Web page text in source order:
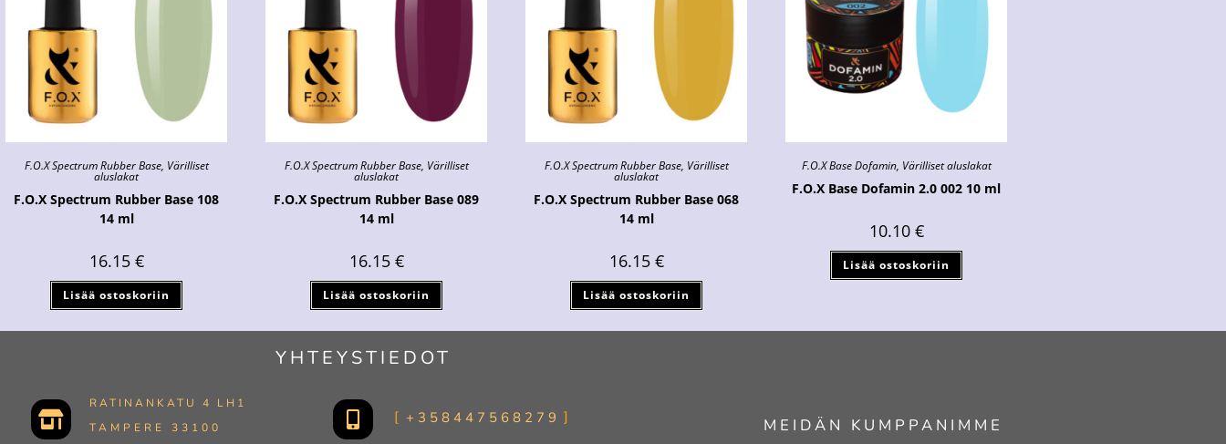
F.O.X Spectrum Rubber Base, Värilliset
aluslakat
F.O.X Spectrum Rubber Base 108
14 ml
16.15 €
Lisää ostoskoriin
F.O.X Spectrum Rubber Base, Värilliset
aluslakat
F.O.X Spectrum Rubber Base 089
14 ml
16.15 €
Lisää ostoskoriin
F.O.X Spectrum Rubber Base, Värilliset
aluslakat
F.O.X Spectrum Rubber Base 068
14 ml
16.15 €
Lisää ostoskoriin
F.O.X Base Dofamin, Värilliset aluslakat
F.O.X Base Dofamin 2.0 002 10 ml
10.10 €
Lisää ostoskoriin
YHTEYSTIEDOT
RATINANKATU 4 LH1
TAMPERE 33100
+358447568279 MEIDÄN KUMPPANIMME